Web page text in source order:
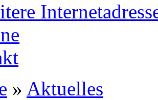
» Aktuelles